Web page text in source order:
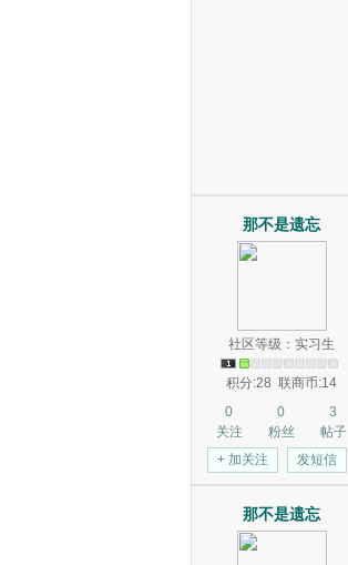
那不是遗忘
社区等级：实习生
积分:28 联商币:14
0
关注
0
粉丝
3
帖子
+ 加关注
发短信
那不是遗忘